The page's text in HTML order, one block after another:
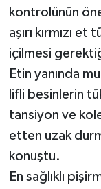
kontrolünün
aşırı kırmızı
içilmesi
Etin yanında
lifli besinlerin
tansiyon ve
etten uzak
konuştu.
En sağlıklı